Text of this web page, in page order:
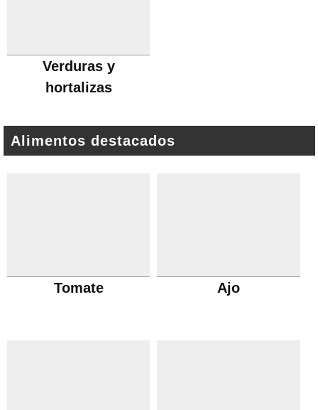
Verduras y
hortalizas
Alimentos destacados
Tomate Ajo